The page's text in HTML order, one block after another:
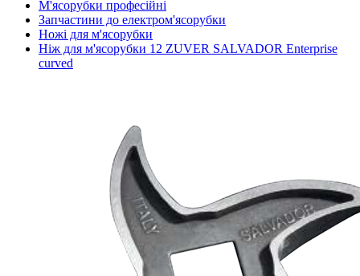
М'ясорубки професійні
Запчастини до електром'ясорубки
Ножі для м'ясорубки
Ніж для м'ясорубки 12 ZUVER SALVADOR Enterprise
curved